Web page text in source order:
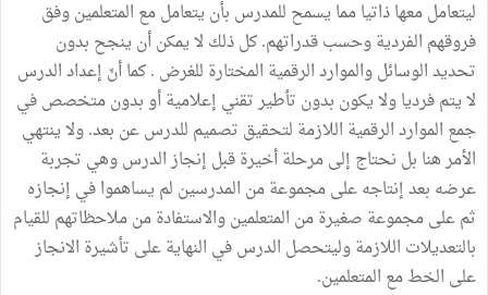
ليتعامل معها ذاتيا مما يسمح للمدرس بأن يتعامل مع المتعلمين وفق
فروقهم الفردية وحسب قدراتهم. كل ذلك لا يمكن أن ينجح بدون
تحديد الوسائل والموارد الرقمية المختارة للغرض . كما أنّ إعداد الدرس
لا يتم فرديا ولا يكون بدون تأطير تقني إعلامية أو بدون متخصص في
جمع الموارد الرقمية اللازمة لتحقيق تصميم للدرس عن بعد. ولا ينتهي
الأمر هنا بل نحتاج إلى مرحلة أخيرة قبل إنجاز الدرس وهي تجربة
عرضه بعد إنتاجه على مجموعة من المدرسين لم يساهموا في إنجازه
ثم على مجموعة صغيرة من المتعلمين والاستفادة من ملاحظاتهم للقيام
بالتعديلات اللازمة وليتحصل الدرس في النهاية على تأشيرة الانجاز
على الخط مع المتعلمين.